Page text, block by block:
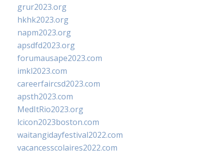
grur2023.org
hkhk2023.org
napm2023.org
apsdfd2023.org
forumausape2023.com
imkl2023.com
careerfaircsd2023.com
apsth2023.com
MedItRio2023.org
lcicon2023boston.com
waitangidayfestival2022.com
vacancesscolaires2022.com